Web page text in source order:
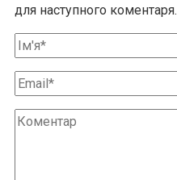
для наступного коментаря.